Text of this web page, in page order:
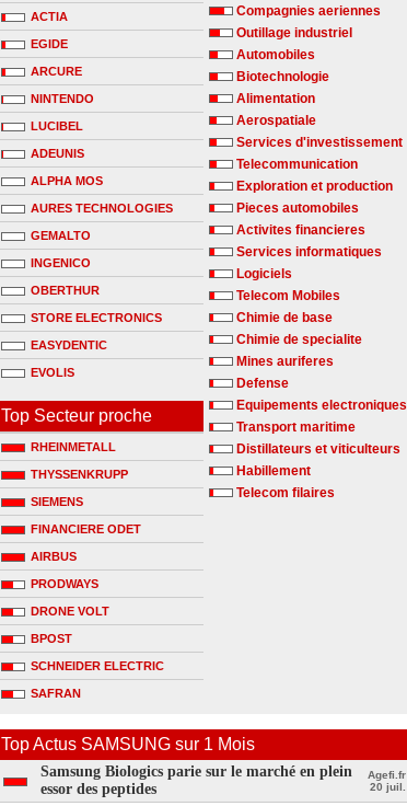
ACTIA
EGIDE
ARCURE
NINTENDO
LUCIBEL
ADEUNIS
ALPHA MOS
AURES TECHNOLOGIES
GEMALTO
INGENICO
OBERTHUR
STORE ELECTRONICS
EASYDENTIC
EVOLIS
Top Secteur proche
RHEINMETALL
THYSSENKRUPP
SIEMENS
FINANCIERE ODET
AIRBUS
PRODWAYS
DRONE VOLT
BPOST
SCHNEIDER ELECTRIC
SAFRAN
Compagnies aeriennes
Outillage industriel
Automobiles
Biotechnologie
Alimentation
Aerospatiale
Services d'investissement
Telecommunication
Exploration et production
Pieces automobiles
Activites financieres
Services informatiques
Logiciels
Telecom Mobiles
Chimie de base
Chimie de specialite
Mines auriferes
Defense
Equipements electroniques
Transport maritime
Distillateurs et viticulteurs
Habillement
Telecom filaires
Top Actus SAMSUNG sur 1 Mois
Samsung Biologics parie sur le marché en plein
essor des peptides
Agefi.fr
20 juil.